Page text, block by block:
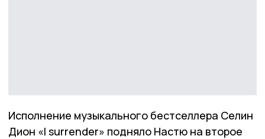
Исполнение музыкального бестселлера Селин
Дион «I surrender» подняло Настю на второе